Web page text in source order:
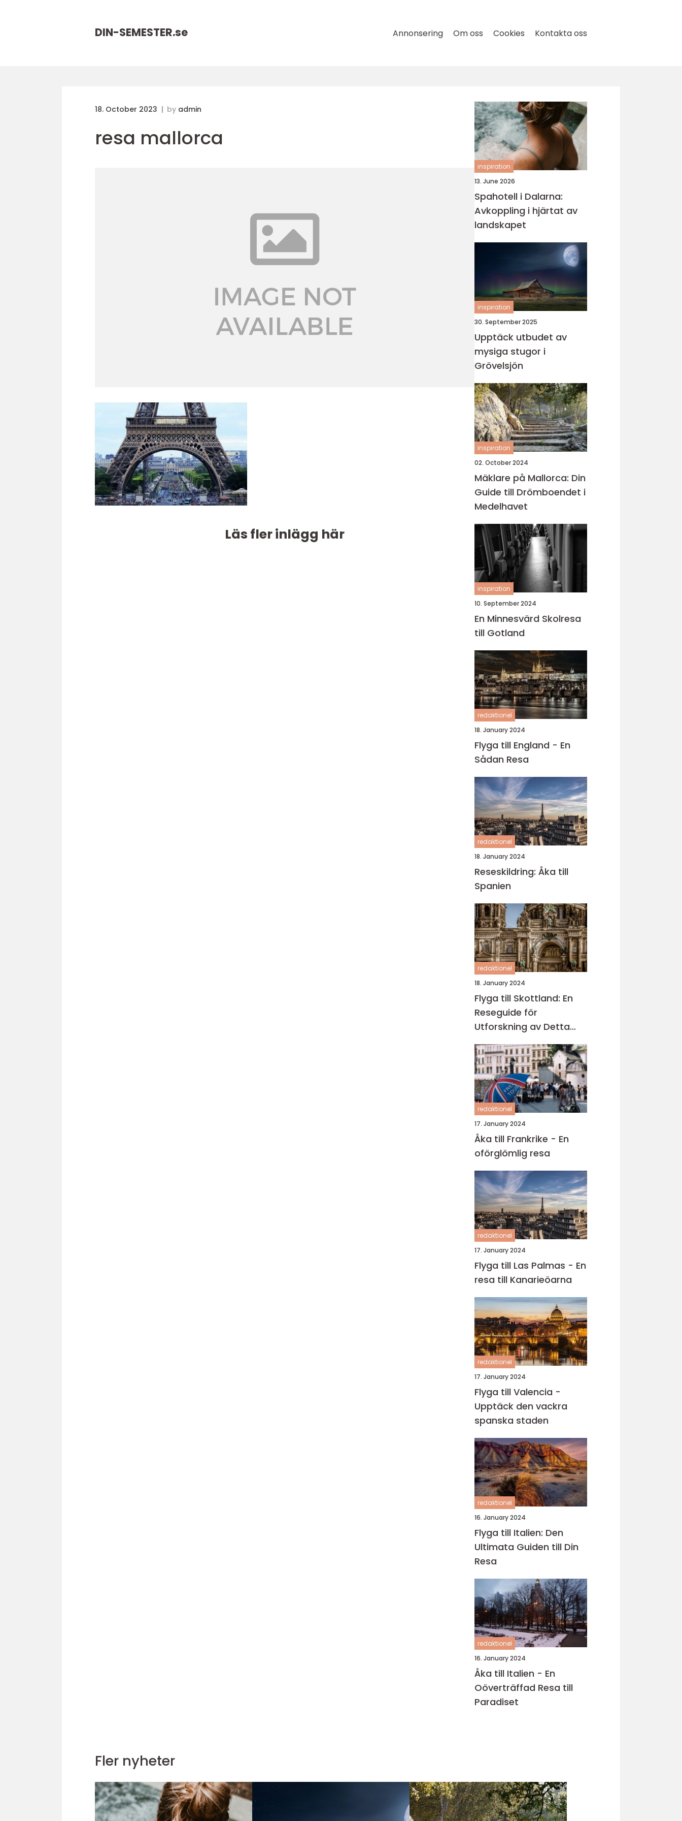
DIN-SEMESTER.se Annonsering Om oss Cookies Kontakta oss
18. October 2023 by admin
resa mallorca
Läs fler inlägg här
inspiration
13. June 2026
Spahotell i Dalarna:
Avkoppling i hjärtat av
landskapet
inspiration
30. September 2025
Upptäck utbudet av
mysiga stugor i
Grövelsjön
inspiration
02. October 2024
Mäklare på Mallorca: Din
Guide till Drömboendet i
Medelhavet
inspiration
10. September 2024
En Minnesvärd Skolresa
till Gotland
redaktionel
18. January 2024
Flyga till England - En
Sådan Resa
redaktionel
18. January 2024
Reseskildring: Åka till
Spanien
redaktionel
18. January 2024
Flyga till Skottland: En
Reseguide för
Utforskning av Detta
Fascinerande Land
redaktionel
17. January 2024
Åka till Frankrike - En
oförglömlig resa
redaktionel
17. January 2024
Flyga till Las Palmas - En
resa till Kanarieöarna
redaktionel
17. January 2024
Flyga till Valencia -
Upptäck den vackra
spanska staden
redaktionel
16. January 2024
Flyga till Italien: Den
Ultimata Guiden till Din
Resa
redaktionel
16. January 2024
Åka till Italien - En
Oöverträffad Resa till
Paradiset
Fler nyheter